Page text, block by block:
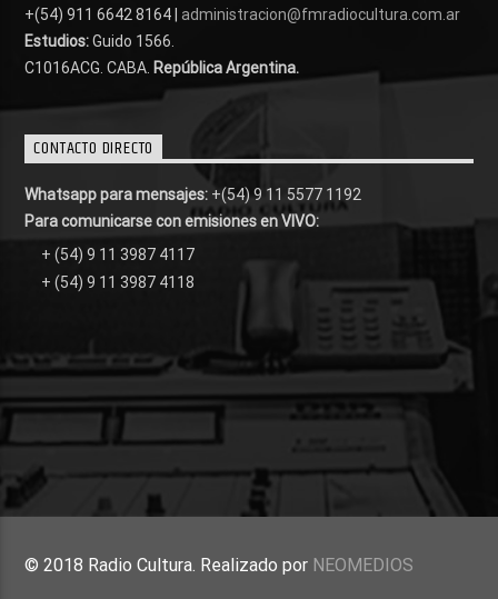
+(54) 911 6642 8164 | administracion@fmradiocultura.com.ar
Estudios:Guido 1566.
C1016ACG. CABA. República Argentina.
CONTACTO DIRECTO
Whatsapp para mensajes: +(54) 9 11 5577 1192
Para comunicarse con emisiones en VIVO:
+ (54) 9 11 3987 4117
+ (54) 9 11 3987 4118
© 2018 Radio Cultura. Realizado por NEOMEDIOS